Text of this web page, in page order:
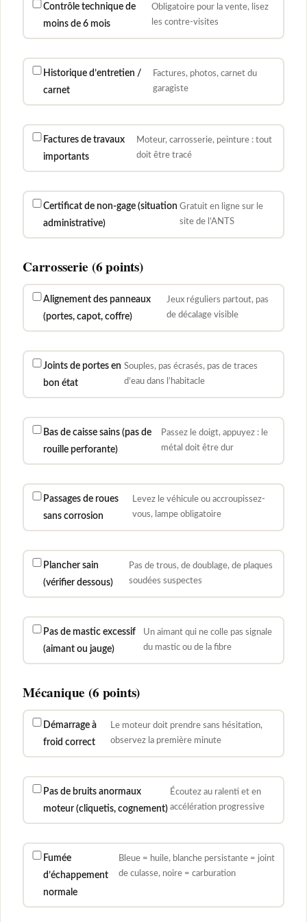
Contrôle technique de
moins de 6 mois
Obligatoire pour la vente, lisez
les contre-visites
Historique d’entretien /
carnet
Factures, photos, carnet du
garagiste
Factures de travaux
importants
Moteur, carrosserie, peinture : tout
doit être tracé
Certificat de non-gage (situation
administrative)
Gratuit en ligne sur le
site de l’ANTS
Carrosserie (6 points)
Alignement des panneaux
(portes, capot, coffre)
Jeux réguliers partout, pas
de décalage visible
Joints de portes en
bon état
Souples, pas écrasés, pas de traces
d’eau dans l’habitacle
Bas de caisse sains (pas de
rouille perforante)
Passez le doigt, appuyez : le
métal doit être dur
Passages de roues
sans corrosion
Levez le véhicule ou accroupissez-
vous, lampe obligatoire
Plancher sain
(vérifier dessous)
Pas de trous, de doublage, de plaques
soudées suspectes
Pas de mastic excessif
(aimant ou jauge)
Un aimant qui ne colle pas signale
du mastic ou de la fibre
Mécanique (6 points)
Démarrage à
froid correct
Le moteur doit prendre sans hésitation,
observez la première minute
Pas de bruits anormaux
moteur (cliquetis, cognement)
Écoutez au ralenti et en
accélération progressive
Fumée
d’échappement
normale
Bleue = huile, blanche persistante = joint
de culasse, noire = carburation